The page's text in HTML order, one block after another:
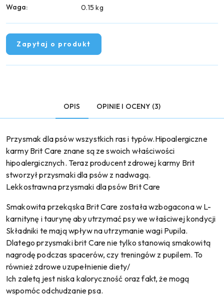
Waga: 0.15 kg
Zapytaj o produkt
OPIS OPINIE I OCENY (3)
Przysmak dla psów wszystkich ras i typów.Hipoalergiczne
karmy Brit Care znane są ze swoich właściwości
hipoalergicznych. Teraz producent zdrowej karmy Brit
stworzył przysmaki dla psów z nadwagą.
Lekkostrawna przysmaki dla psów Brit Care
Smakowita przekąska Brit Care została wzbogacona w L-
karnitynę i taurynę aby utrzymać psy we właściwej kondycji
Składniki te mają wpływ na utrzymanie wagi Pupila.
Dlatego przysmaki brit Care nie tylko stanowią smakowitą
nagrodę podczas spacerów, czy treningów z pupilem. To
również zdrowe uzupełnienie diety/
Ich zaletą jest niska kaloryczność oraz fakt, że mogą
wspomóc odchudzanie psa.